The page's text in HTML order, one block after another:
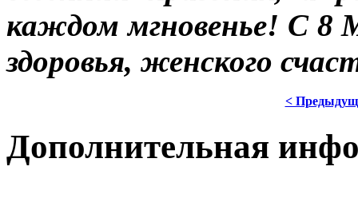
каждом мгновенье! С 8
здоровья, женского
<
Дополнительная